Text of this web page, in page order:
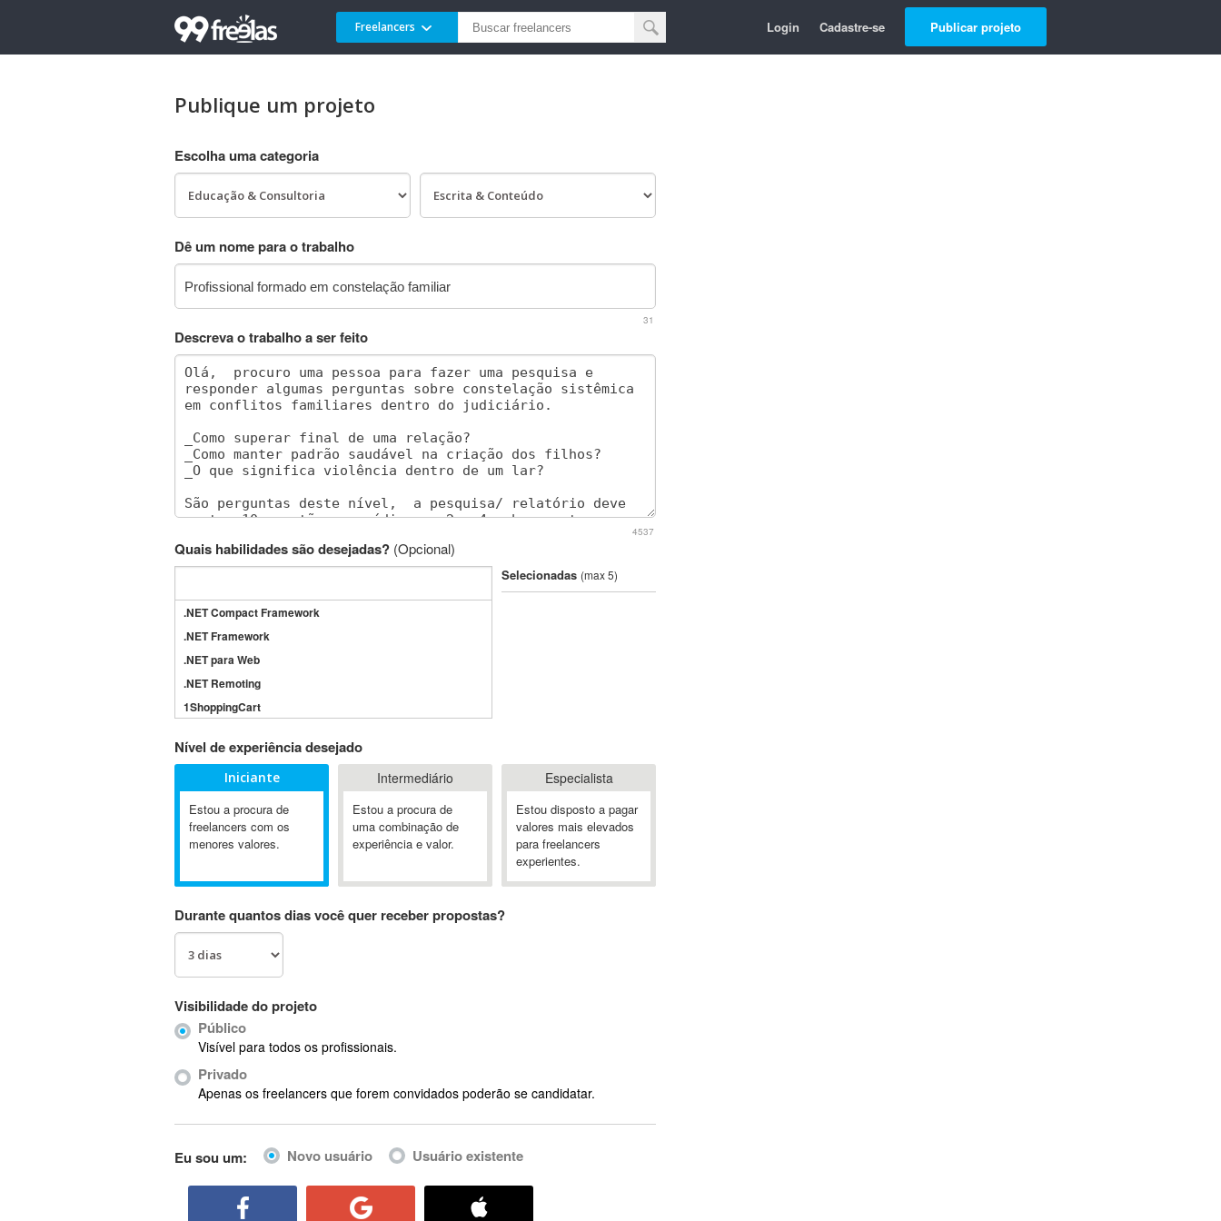
Freelancers Login Cadastre-se Publicar projeto
Publique um projeto
Escolha uma categoria
Dê um nome para o trabalho
31
Descreva o trabalho a ser feito
4537
Quais habilidades são desejadas? (Opcional)
.NET Compact Framework
.NET Framework
.NET para Web
.NET Remoting
1ShoppingCart
3GSM
4D Dimension
802.11
A&P
A-GPS
Ab Initio
ABIS
AbleCommerce
Ableton Live
Abstract Window Toolkit (AWT)
Selecionadas (max 5)
Nível de experiência desejado
Iniciante
Estou a procura de
freelancers com os
menores valores.
Intermediário
Estou a procura de
uma combinação de
experiência e valor.
Especialista
Estou disposto a pagar
valores mais elevados
para freelancers
experientes.
Durante quantos dias você quer receber propostas?
Visibilidade do projeto
Público
Visível para todos os profissionais.
Privado
Apenas os freelancers que forem convidados poderão se candidatar.
Eu sou um: Novo usuário Usuário existente